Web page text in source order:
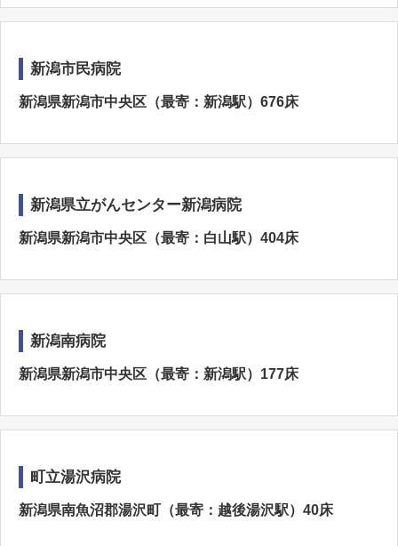
新潟市民病院
新潟県新潟市中央区（最寄：新潟駅）676床
新潟県立がんセンター新潟病院
新潟県新潟市中央区（最寄：白山駅）404床
新潟南病院
新潟県新潟市中央区（最寄：新潟駅）177床
町立湯沢病院
新潟県南魚沼郡湯沢町（最寄：越後湯沢駅）40床